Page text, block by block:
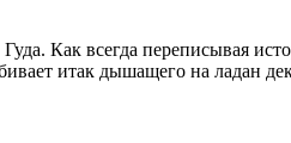
Как всегда переписывая
итак дышащего на ладан